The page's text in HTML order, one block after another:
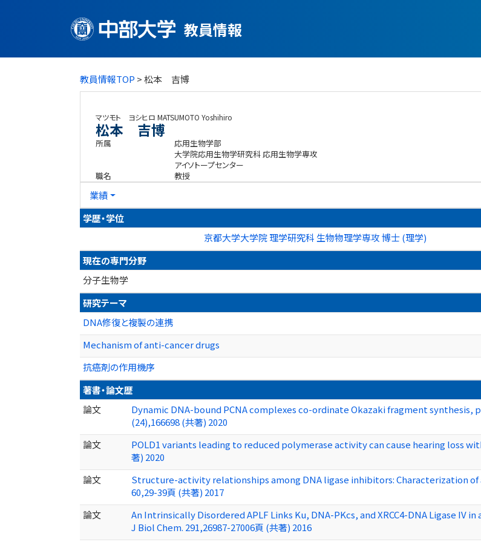
教員情報
教員情報TOP > 松本 吉博
マツモト ヨシヒロ MATSUMOTO Yoshihiro
松本 吉博
所属
応用生物学部
大学院応用生物学研究科 応用生物学専攻
アイソトープセンター
職名
教授
業績
学歴・学位
京都大学大学院 理学研究科 生物物理学専攻 博士 (理学)
現在の専門分野
分子生物学
研究テーマ
DNA修復と複製の連携
Mechanism of anti-cancer drugs
抗癌剤の作用機序
著書・論文歴
論文
Dynamic DNA-bound PCNA complexes co-ordinate Okazaki fragment
(24),166698 (共著) 2020
論文
POLD1 variants leading to reduced polymerase activity can cause hearing loss
著) 2020
論文
Structure-activity relationships among DNA ligase inhibitors: Characterization
60,29-39頁 (共著) 2017
論文
An Intrinsically Disordered APLF Links Ku, DNA-PKcs, and XRCC4-DNA Ligase IV
J Biol Chem. 291,26987-27006頁 (共著) 2016